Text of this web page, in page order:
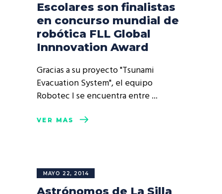
Escolares son finalistas
en concurso mundial de
robótica FLL Global
Innnovation Award
Gracias a su proyecto "Tsunami
Evacuation System", el equipo
Robotec I se encuentra entre
VER MÁS
MAYO 22, 2014
Astrónomos de La Silla